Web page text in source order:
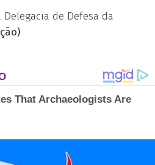
de Defesa da